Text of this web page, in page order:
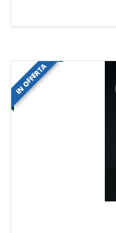
IN OFFERTA